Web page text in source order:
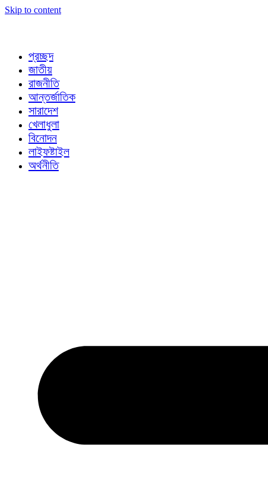
Skip to content
প্রচ্ছদ
জাতীয়
রাজনীতি
আন্তর্জাতিক
সারাদেশ
খেলাধুলা
বিনোদন
লাইফষ্টাইল
অর্থনীতি